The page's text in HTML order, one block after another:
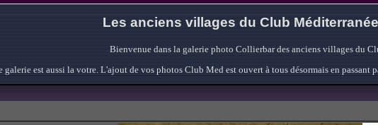
Les anciens villages du Club
Bienvenue dans la galerie photo Collierbar des anciens villages du
galerie est aussi la votre. L'ajout de vos photos Club Med est ouvert à tous désormais en